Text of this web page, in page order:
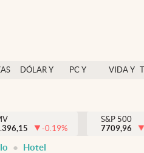
DÓLAR Y
PC Y
VIDA Y
México
-0.19%
S&P 500
7709,96
Hotel